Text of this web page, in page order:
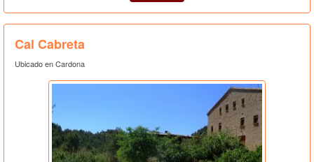
Cal Cabreta
Ubicado en Cardona